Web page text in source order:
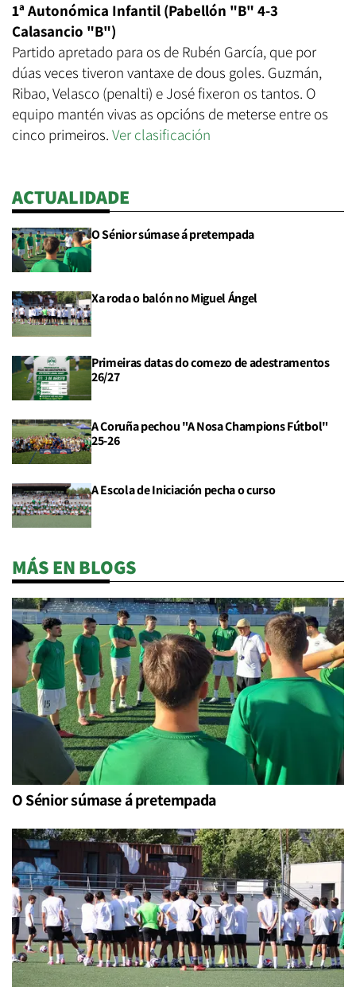
1ª Autonómica Infantil (Pabellón "B" 4-3
Calasancio "B")
Partido apretado para os de Rubén García, que por
dúas veces tiveron vantaxe de dous goles. Guzmán,
Ribao, Velasco (penalti) e José fixeron os tantos. O
equipo mantén vivas as opcións de meterse entre os
cinco primeiros. Ver clasificación
ACTUALIDADE
O Sénior súmase á pretempada
Xa roda o balón no Miguel Ángel
Primeiras datas do comezo de adestramentos
26/27
A Coruña pechou "A Nosa Champions Fútbol"
25-26
A Escola de Iniciación pecha o curso
MÁS EN BLOGS
O Sénior súmase á pretempada